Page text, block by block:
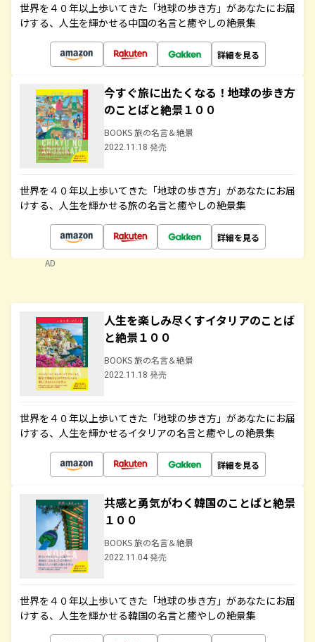
世界を４０年以上歩いてきた「地球の歩き方」があなたにお届
けする、人生を輝かせる中国の名言と癒やしの絶景集
詳細を見る
今すぐ旅に出たくなる！地球の歩き方
のことばと絶景１００
BOOKS 旅の名言＆絶景
2022.11.18 発売
世界を４０年以上歩いてきた「地球の歩き方」があなたにお届
けする、人生を輝かせる旅の名言と癒やしの絶景集
詳細を見る
AD
人生を楽しみ尽くすイタリアのことば
と絶景１００
BOOKS 旅の名言＆絶景
2022.11.18 発売
世界を４０年以上歩いてきた「地球の歩き方」があなたにお届
けする、人生を輝かせるイタリアの名言と癒やしの絶景集
詳細を見る
共感と勇気がわく韓国のことばと絶景
１００
BOOKS 旅の名言＆絶景
2022.11.04 発売
世界を４０年以上歩いてきた「地球の歩き方」があなたにお届
けする、人生を輝かせる韓国の名言と癒やしの絶景集